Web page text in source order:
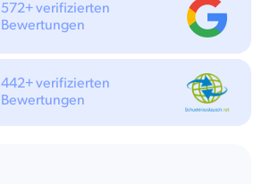
572+ verifizierten
Bewertungen
442+ verifizierten
Bewertungen